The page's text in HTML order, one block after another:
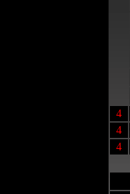
4
4
4